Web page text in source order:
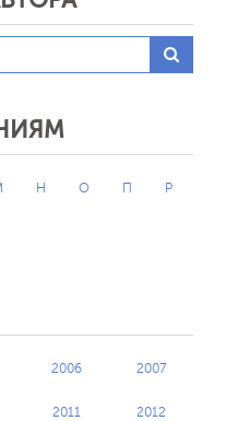
Н О П Р
2006 2007
2011 2012